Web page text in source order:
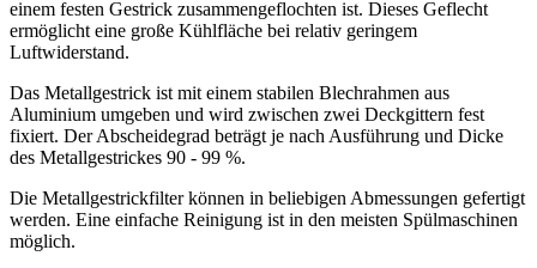
einem festen Gestrick zusammengeflochten ist. Dieses Geflecht
ermöglicht eine große Kühlfläche bei relativ geringem
Luftwiderstand.
Das Metallgestrick ist mit einem stabilen Blechrahmen aus
Aluminium umgeben und wird zwischen zwei Deckgittern fest
fixiert. Der Abscheidegrad beträgt je nach Ausführung und Dicke
des Metallgestrickes 90 - 99 %.
Die Metallgestrickfilter können in beliebigen Abmessungen gefertigt
werden. Eine einfache Reinigung ist in den meisten Spülmaschinen
möglich.